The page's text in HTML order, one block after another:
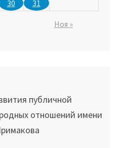
30 31
Ноя »
публичной
отношений имени